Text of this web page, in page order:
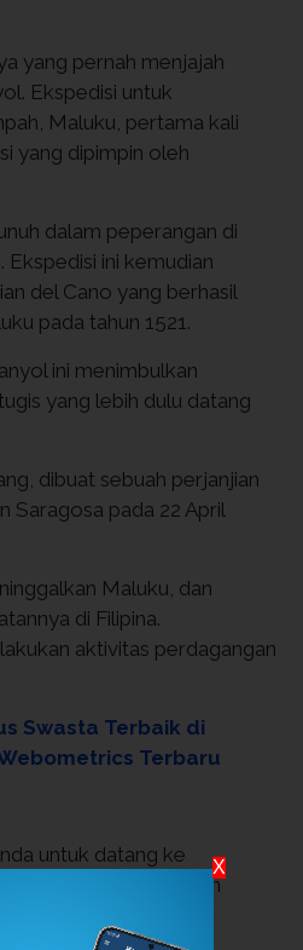
yang pernah menjajah
Ekspedisi untuk
Maluku, pertama kali
yang dipimpin oleh
dalam peperangan di
Ekspedisi ini kemudian
del Cano yang berhasil
pada tahun 1521.
ini menimbulkan
yang lebih dulu datang
dibuat sebuah perjanjian
Saragosa pada 22 April
Maluku, dan
di Filipina.
aktivitas perdagangan
Swasta Terbaik di
Terbaru
untuk datang ke
1595, dipimpin oleh
X